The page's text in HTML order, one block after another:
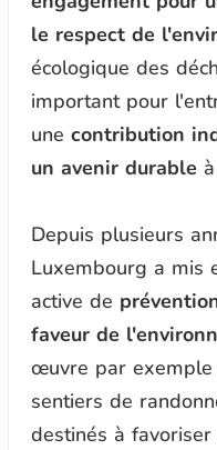
le respect de
écologique des
important pour
une contribution
un avenir durable
Depuis plusieurs
Luxembourg a mis
active de
faveur de
œuvre par exemple
sentiers de
destinés à favoriser